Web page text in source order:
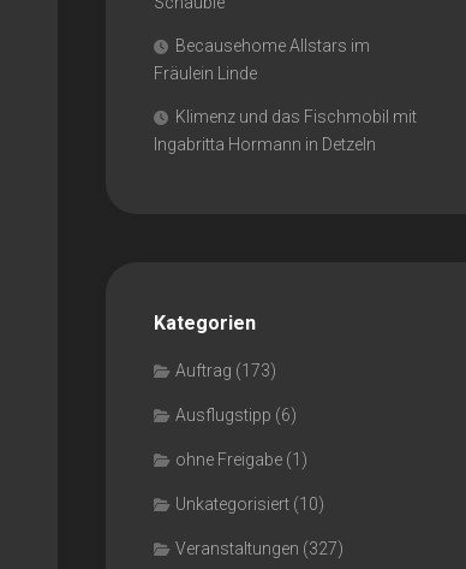
Becausehome Allstars im
Fräulein Linde
Klimenz und das Fischmobil mit
Ingabritta Hormann in Detzeln
Kategorien
Auftrag (173)
Ausflugstipp (6)
ohne Freigabe (1)
Unkategorisiert (10)
Veranstaltungen (327)